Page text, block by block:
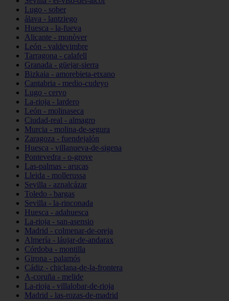
Lugo - sober
álava - lantziego
Huesca - la-fueva
Alicante - monòver
León - valdevimbre
Tarragona - calafell
Granada - güejar-sierra
Bizkaia - amorebieta-etxano
Cantabria - medio-cudeyo
Lugo - cervo
La-rioja - lardero
León - molinaseca
Ciudad-real - almagro
Murcia - molina-de-segura
Zaragoza - fuendejalón
Huesca - villanueva-de-sigena
Pontevedra - o-grove
Las-palmas - arucas
Lleida - mollerussa
Sevilla - aznalcázar
Toledo - bargas
Sevilla - la-rinconada
Huesca - adahuesca
La-rioja - san-asensio
Madrid - colmenar-de-oreja
Almería - láujar-de-andarax
Córdoba - montilla
Girona - palamós
Cádiz - chiclana-de-la-frontera
A-coruña - melide
La-rioja - villalobar-de-rioja
Madrid - las-rozas-de-madrid